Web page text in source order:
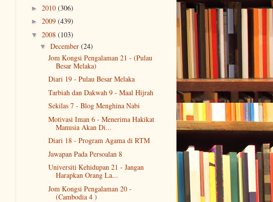
► 2010 (306)
► 2009 (439)
▼ 2008 (103)
▼ December (24)
Jom Kongsi Pengalaman 21 - (Pulau
Besar Melaka)
Diari 19 - Pulau Besar Melaka
Tarbiah dan Dakwah 9 - Maal Hijrah
Sekilas 7 - Blog Menghina Nabi
Motivasi Iman 6 - Menerima Hakikat
Manusia Akan Di...
Diari 18 - Program Agama di RTM
Jawapan Pada Persoalan 8
Universiti Kehidupan 21 - Jangan
Harapkan Orang La...
Jom Kongsi Pengalaman 20 -
(Cambodia 4 )